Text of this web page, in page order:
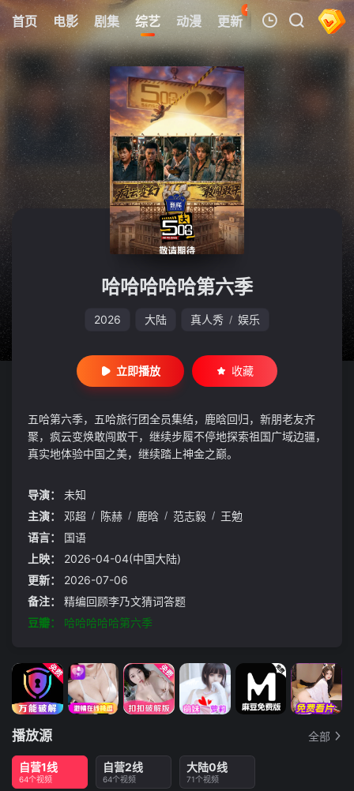
首页 电影 剧集 综艺 动漫 更新
42
热榜 APP
我的观影记录
暂无观看影片的记录
哈哈哈哈哈第六季
2026 大陆 真人秀 / 娱乐
立即播放 收藏
五哈第六季，五哈旅行团全员集结，鹿晗回归，新朋老友齐
聚，疯云变焕敢闯敢干，继续步履不停地探索祖国广域边疆，
真实地体验中国之美，继续踏上神金之巅。
导演：
未知
主演：
邓超 / 陈赫 / 鹿晗 / 范志毅 / 王勉
语言：
国语
上映：
2026-04-04(中国大陆)
更新：
2026-07-06
备注：
精编回顾李乃文猜词答题
豆瓣：
哈哈哈哈哈第六季
播放源 全部
自营1线
64个视频
自营2线
64个视频
大陆0线
71个视频